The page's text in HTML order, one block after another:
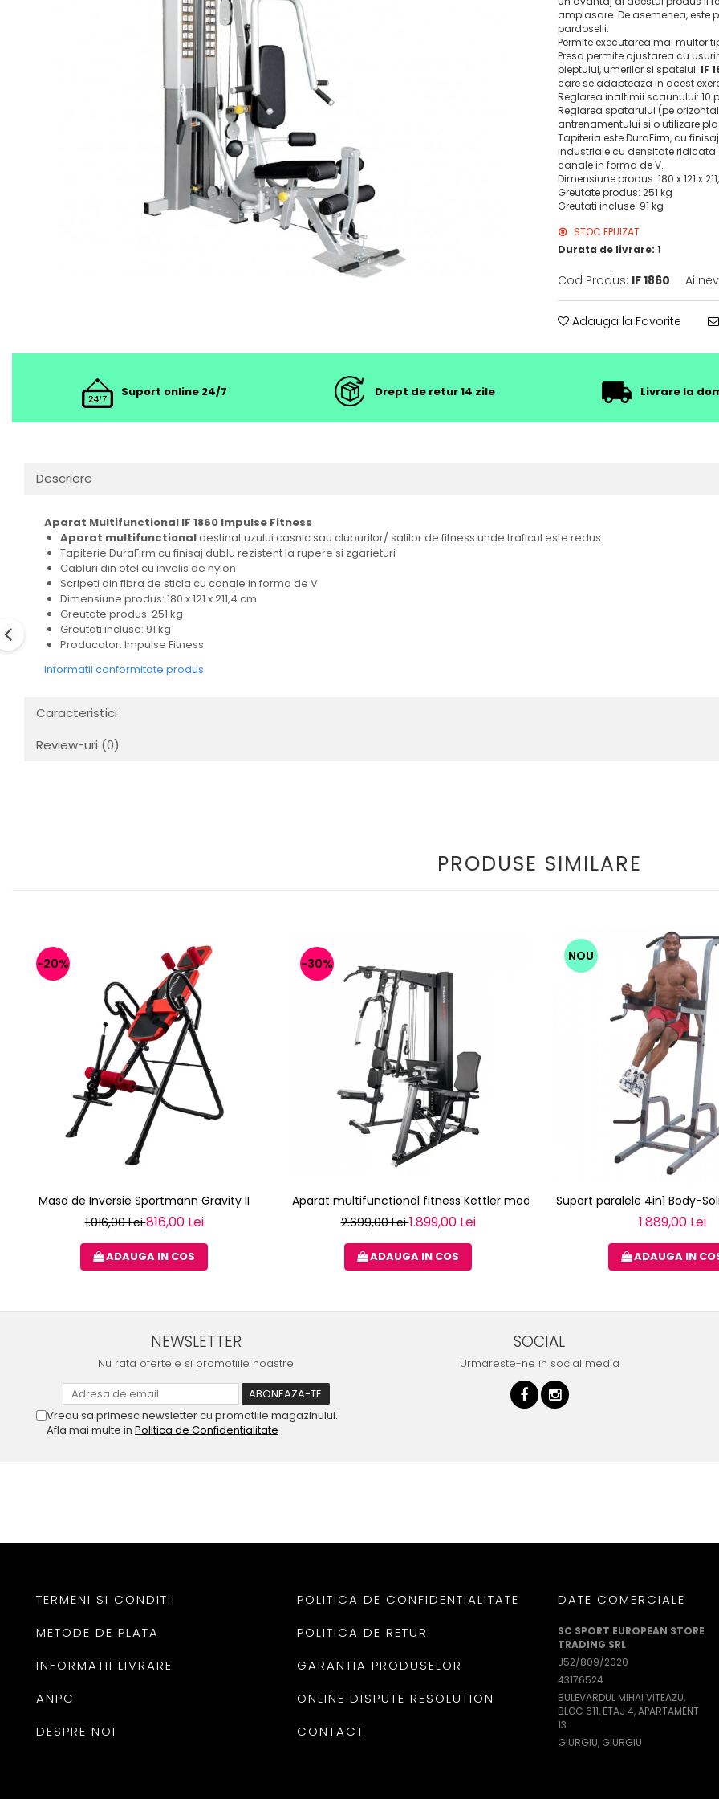
amplasare. De asemenea, este
pardoselii.
Permite executarea mai multor
Presa permite ajustarea cu
pieptului, umerilor si spatelui. IF
care se adapteaza in acest
Reglarea inaltimii scaunului: 10
Reglarea spatarului (pe
antrenamentului si o utilizare
Tapiteria este DuraFirm, cu
industriale cu densitate
canale in forma de V.
Dimensiune produs: 180 x 121 x
Greutate produs: 251 kg
Greutati incluse: 91 kg
STOC EPUIZAT
Durata de livrare: 1
Cod Produs: IF 1860 Ai
Adauga la Favorite
Suport online 24/7 Drept de retur 14 zile Livrare la
Descriere
Aparat Multifunctional IF 1860 Impulse Fitness
Aparat multifunctionaldestinat uzului casnic sau cluburilor/ salilor de fitness unde traficul este redus.
Tapiterie DuraFirm cu finisaj dublu rezistent la rupere si zgarieturi
Cabluri din otel cu invelis de nylon
Scripeti din fibra de sticla cu canale in forma de V
Dimensiune produs: 180 x 121 x 211,4 cm
Greutate produs: 251 kg
Greutati incluse: 91 kg
Producator: Impulse Fitness
Informatii conformitate produs
Caracteristici
Review-uri (0)
PRODUSE SIMILARE
-20%
Masa de Inversie Sportmann Gravity II
1.016,00 Lei816,00 Lei
ADAUGA IN COS
-30%
Aparat multifunctional fitness Kettler modul 3 - KINETIC SYSTEM
2.699,00 Lei1.899,00 Lei
ADAUGA IN COS
NOU
Suport paralele 4in1 Body-
1.889,00 Lei
ADAUGA IN
NEWSLETTER
Nu rata ofertele si promotiile noastre
Vreau sa primesc newsletter cu promotiile magazinului.
Afla mai multe in Politica de Confidentialitate
SOCIAL
Urmareste-ne in social media
TERMENI SI CONDITII
METODE DE PLATA
INFORMATII LIVRARE
ANPC
DESPRE NOI
POLITICA DE CONFIDENTIALITATE
POLITICA DE RETUR
GARANTIA PRODUSELOR
ONLINE DISPUTE RESOLUTION
CONTACT
DATE COMERCIALE
SC SPORT EUROPEAN STORE
TRADING SRL
J52/809/2020
43176524
BULEVARDUL MIHAI VITEAZU,
BLOC 611, ETAJ 4, APARTAMENT
13
GIURGIU, GIURGIU